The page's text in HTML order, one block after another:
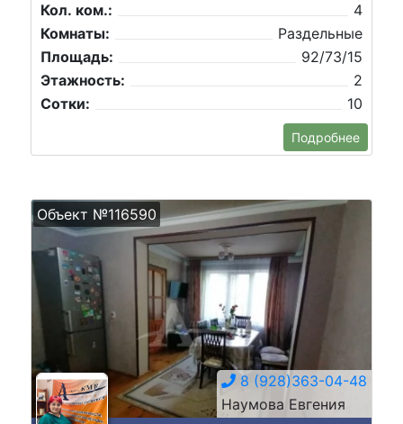
Кол. ком.:
4
Комнаты:
Раздельные
Площадь:
92/73/15
Этажность:
2
Сотки:
10
Подробнее
Объект №116590
8 (928)363-04-48
Наумова Евгения